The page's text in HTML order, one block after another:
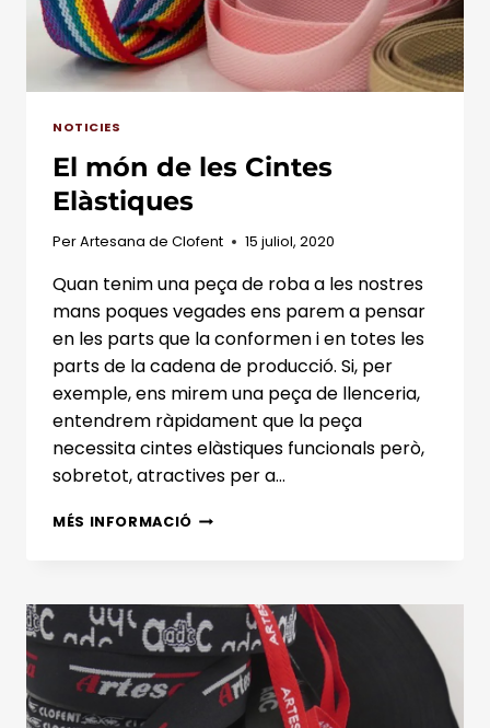
NOTICIES
El món de les Cintes
Elàstiques
PerArtesana de Clofent 15 juliol, 2020
Quan tenim una peça de roba a les nostres
mans poques vegades ens parem a pensar
en les parts que la conformen i en totes les
parts de la cadena de producció. Si, per
exemple, ens mirem una peça de llenceria,
entendrem ràpidament que la peça
necessita cintes elàstiques funcionals però,
sobretot, atractives per a…
MÉS INFORMACIÓEL
CINTES
ELÀSTIQUES